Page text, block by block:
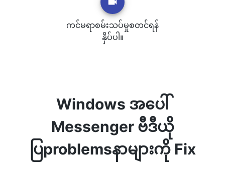
ကင်မရာစမ်းသပ်မှုစတင်ရန်
နှိပ်ပါ။
Windows အပေါ်
Messenger ဗီဒီယို
ပြproblemsနာများကို Fix